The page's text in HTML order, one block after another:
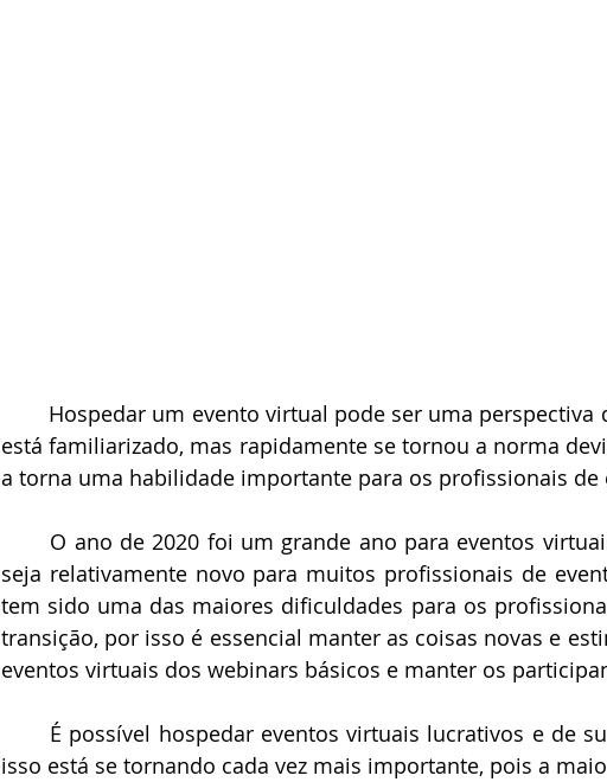
Hospedar um evento virtual pode ser uma perspectiva
está familiarizado, mas rapidamente se tornou a norma
a torna uma habilidade importante para os profissionais de
O ano de 2020 foi um grande ano para eventos
seja relativamente novo para muitos profissionais de
tem sido uma das maiores dificuldades para os
transição, por isso é essencial manter as coisas novas e
eventos virtuais dos webinars básicos e manter os
É possível hospedar eventos virtuais lucrativos e de
isso está se tornando cada vez mais importante, pois a